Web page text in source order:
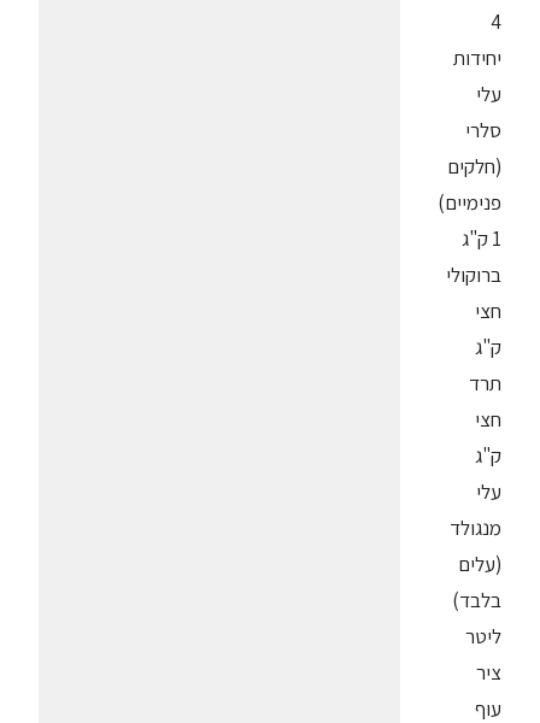
4
יחידות
עלי
סלרי
(חלקים
פנימיים)
1 ק"ג
ברוקולי
חצי
ק"ג
תרד
חצי
ק"ג
עלי
מנגולד
(עלים
בלבד)
ליטר
ציר
עוף